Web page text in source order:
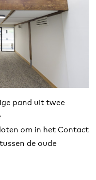
pand uit twee
om in het Contact
de oude